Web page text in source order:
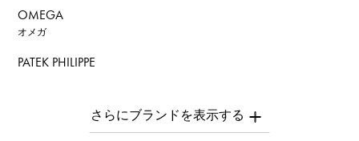
OMEGA
オメガ
PATEK PHILIPPE
AUDEMARS PIGUET